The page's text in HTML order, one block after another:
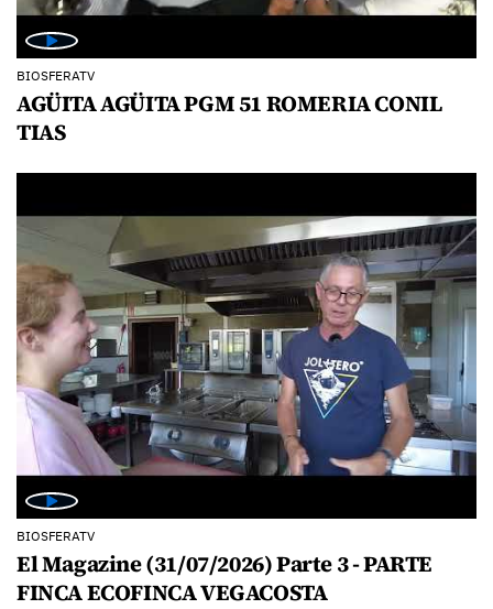
BIOSFERATV
AGÜITA AGÜITA PGM 51 ROMERIA CONIL
TIAS
BIOSFERATV
El Magazine (31/07/2026) Parte 3 - PARTE
FINCA ECOFINCA VEGACOSTA